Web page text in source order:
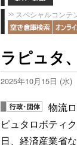
スペシャルコンテ
ラピュタ
2025年10月15日 (水)
物流
ピュタロボティ
日、経済産業省